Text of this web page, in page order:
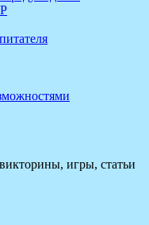
игры, статьи